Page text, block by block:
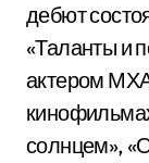
дебют
«Таланты и
актером
солнцем»,